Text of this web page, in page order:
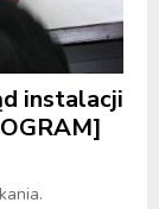
instalacji